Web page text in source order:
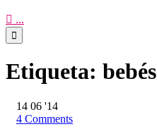
 ...

Etiqueta: bebés
14 06 '14
4 Comments